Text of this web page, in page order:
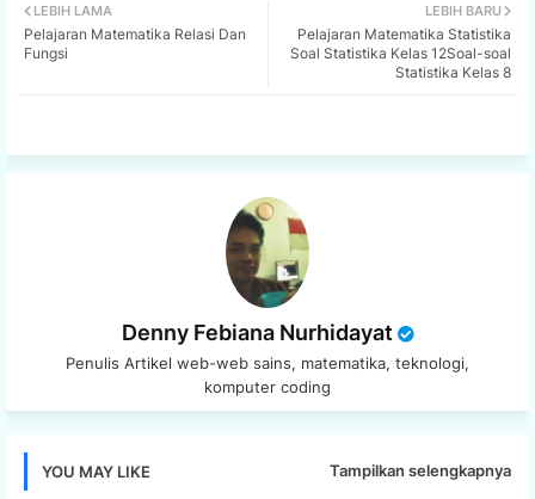
tter ats
LEBIH BARU
Pelajaran Matematika Statistika
Soal Statistika Kelas 12Soal-soal
Statistika Kelas 8
LEBIH LAMA
Pelajaran Matematika Relasi Dan
Fungsi
Denny Febiana Nurhidayat
Penulis Artikel web-web sains, matematika, teknologi,
komputer coding
YOU MAY LIKE Tampilkan selengkapnya